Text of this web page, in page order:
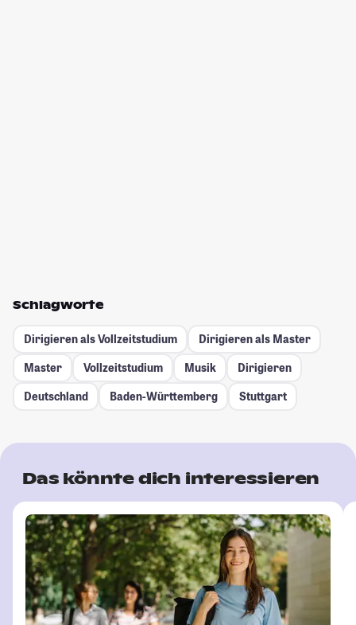
Schlagworte
Dirigieren als Vollzeitstudium
Dirigieren als Master
Master
Vollzeitstudium Musik
Dirigieren
Deutschland
Baden-Württemberg Stuttgart
Das könnte dich interessieren